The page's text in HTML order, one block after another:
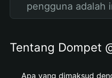
pengguna adalah
Tentang Dompet
Apa yang dimaksud